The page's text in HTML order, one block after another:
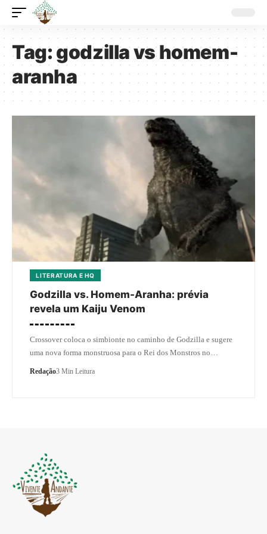
Tag:godzilla vs homem-
aranha
LITERATURA E HQ
Godzilla vs. Homem-Aranha: prévia
revela um Kaiju Venom
Crossover coloca o simbionte no caminho de Godzilla e sugere
uma nova forma monstruosa para o Rei dos Monstros no…
Redação3 Min Leitura